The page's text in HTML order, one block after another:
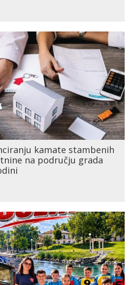
kamate stambenih
na području grada